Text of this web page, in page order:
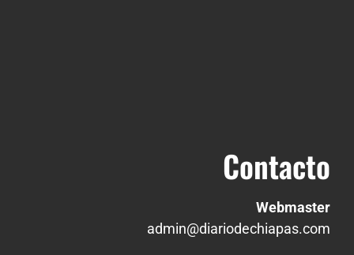
Contacto
Webmaster
admin@diariodechiapas.com